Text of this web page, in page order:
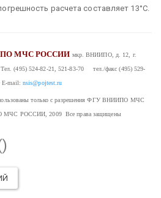
расчета составляет 13°С.
МЧС РОССИИ мкр. ВНИИПО, д. 12, г.
(495) 524-82-21, 521-83-70 тел./факс (495) 529-
E-mail: nsis@pojtest.ru
только с разрешения ФГУ ВНИИПО МЧС
РОССИИ, 2009 Все права защищены
)